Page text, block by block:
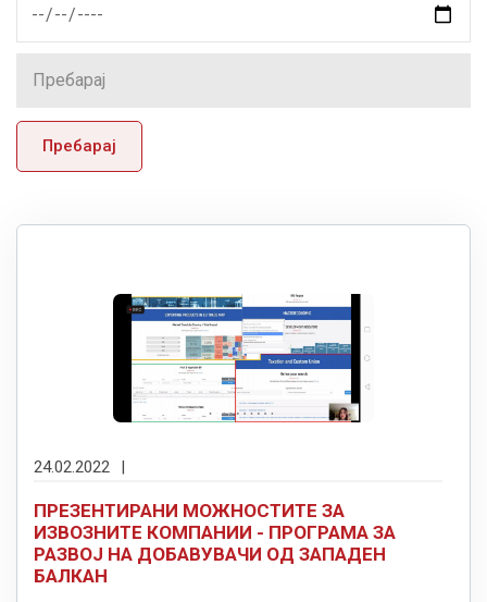
Пребарај
24.02.2022 |
ПРЕЗЕНТИРАНИ МОЖНОСТИТЕ ЗА
ИЗВОЗНИТЕ КОМПАНИИ - ПРОГРАМА ЗА
РАЗВОЈ НА ДОБАВУВАЧИ ОД ЗАПАДЕН
БАЛКАН